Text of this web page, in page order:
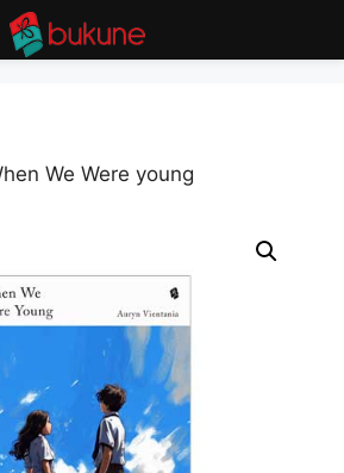
We Were young